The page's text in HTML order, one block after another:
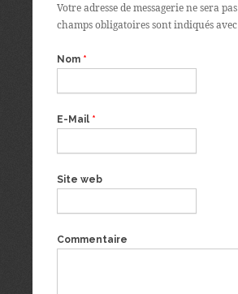
Votre adresse de messagerie ne sera
champs obligatoires sont indiqués avec
Nom *
E-Mail *
Site web
Commentaire